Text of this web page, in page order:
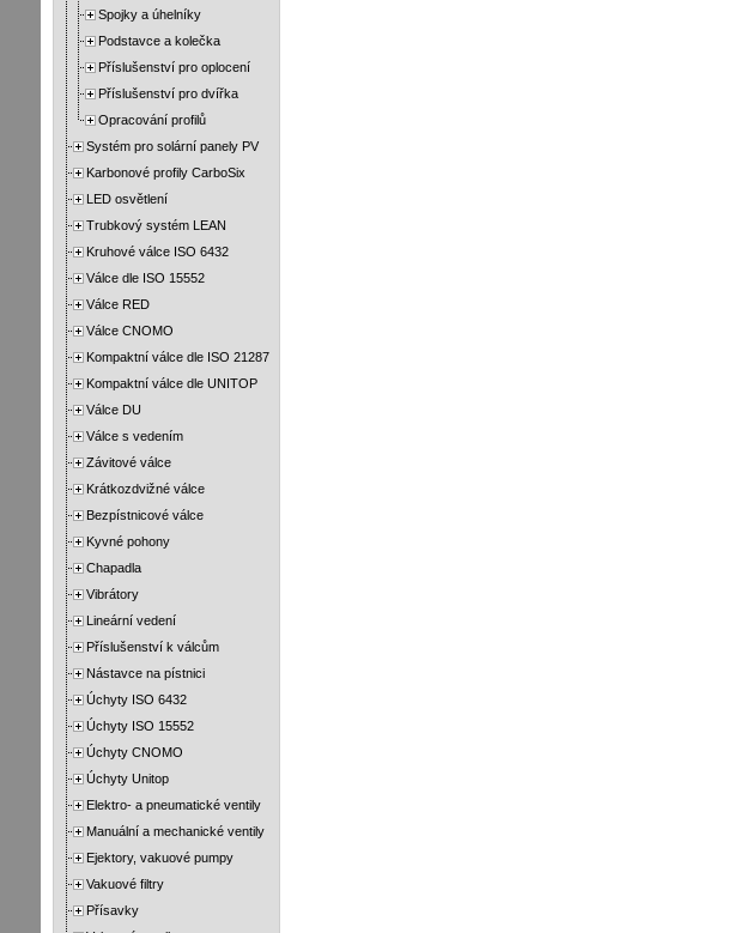
Spojky a úhelníky
Podstavce a kolečka
Příslušenství pro oplocení
Příslušenství pro dvířka
Opracování profilů
Systém pro solární panely PV
Karbonové profily CarboSix
LED osvětlení
Trubkový systém LEAN
Kruhové válce ISO 6432
Válce dle ISO 15552
Válce RED
Válce CNOMO
Kompaktní válce dle ISO 21287
Kompaktní válce dle UNITOP
Válce DU
Válce s vedením
Závitové válce
Krátkozdvižné válce
Bezpístnicové válce
Kyvné pohony
Chapadla
Vibrátory
Lineární vedení
Příslušenství k válcům
Nástavce na pístnici
Úchyty ISO 6432
Úchyty ISO 15552
Úchyty CNOMO
Úchyty Unitop
Elektro- a pneumatické ventily
Manuální a mechanické ventily
Ejektory, vakuové pumpy
Vakuové filtry
Přísavky